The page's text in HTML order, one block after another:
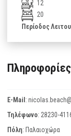
12
20
Περίοδος
Πληροφορίες
E-Mail:
Τηλέφωνο: 28230-
Πόλη: Παλαιοχώρα